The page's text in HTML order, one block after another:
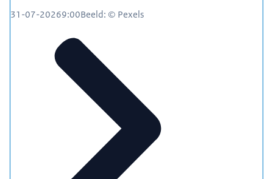
31-07-20269:00Beeld: © Pexels